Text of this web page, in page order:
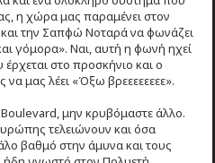
η χώρα μας παραμένει στον
την Σαπφώ Νοταρά να φωνάζει
γόμορα». Ναι, αυτή η φωνή ηχεί
στο προσκήνιο και ο
μας λέει «Όξω βρεεεεεεεε».
μην κρυβόμαστε άλλο.
τελειώνουν και όσα
βαθμό στην άμυνα και τους